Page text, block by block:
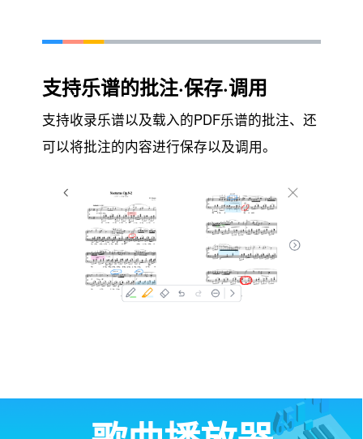
支持乐谱的批注·保存·调用
支持收录乐谱以及载入的PDF乐谱的批注、还
可以将批注的内容进行保存以及调用。